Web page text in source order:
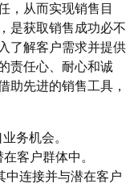
，从而实现销售目
是获取销售成功必不
了解客户需求并提供
责任心、耐心和诚
助先进的销售工具，
务机会。
客户群体中。
连接并与潜在客户